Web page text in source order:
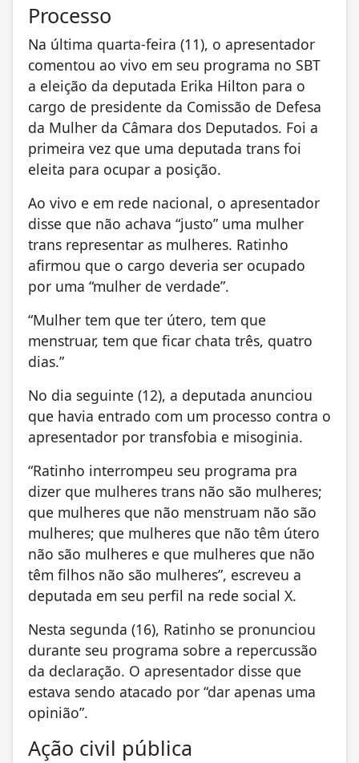
Processo
Na última quarta-feira (11), o apresentador
comentou ao vivo em seu programa no SBT
a eleição da deputada Erika Hilton para o
cargo de presidente da Comissão de Defesa
da Mulher da Câmara dos Deputados. Foi a
primeira vez que uma deputada trans foi
eleita para ocupar a posição.
Ao vivo e em rede nacional, o apresentador
disse que não achava “justo” uma mulher
trans representar as mulheres. Ratinho
afirmou que o cargo deveria ser ocupado
por uma “mulher de verdade”.
“Mulher tem que ter útero, tem que
menstruar, tem que ficar chata três, quatro
dias.”
No dia seguinte (12), a deputada anunciou
que havia entrado com um processo contra o
apresentador por transfobia e misoginia.
“Ratinho interrompeu seu programa pra
dizer que mulheres trans não são mulheres;
que mulheres que não menstruam não são
mulheres; que mulheres que não têm útero
não são mulheres e que mulheres que não
têm filhos não são mulheres”, escreveu a
deputada em seu perfil na rede social X.
Nesta segunda (16), Ratinho se pronunciou
durante seu programa sobre a repercussão
da declaração. O apresentador disse que
estava sendo atacado por “dar apenas uma
opinião”.
Ação civil pública